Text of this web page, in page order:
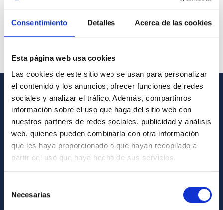
Consentimiento Detalles Acerca de las cookies
Esta página web usa cookies
Las cookies de este sitio web se usan para personalizar
el contenido y los anuncios, ofrecer funciones de redes
sociales y analizar el tráfico. Además, compartimos
información sobre el uso que haga del sitio web con
nuestros partners de redes sociales, publicidad y análisis
web, quienes pueden combinarla con otra información
que les haya proporcionado o que hayan recopilado a
partir del uso que haya hecho de sus servicios.
Necesarias
GENERAL INFORMATION
Contact
How to get to the IAC
List of personnel
Library
General register